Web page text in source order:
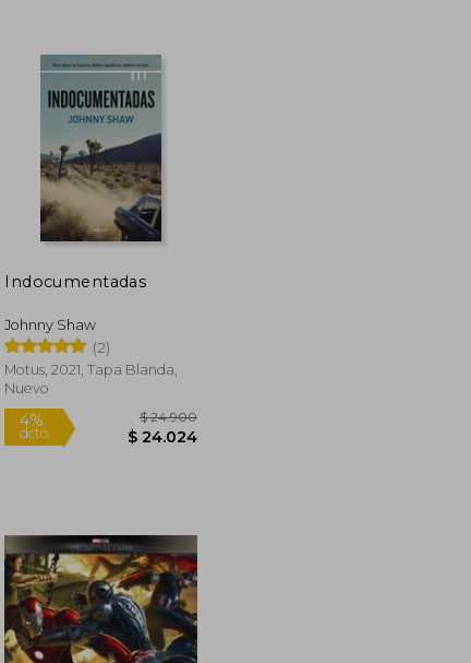
$ 31.020
4%
Indocumentadas
Johnny Shaw
(2)
Motus, 2021, Tapa Blanda,
Nuevo